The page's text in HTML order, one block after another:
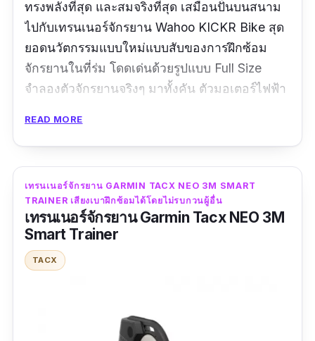
ทรงพลังที่สุด และสมจริงที่สุด เสมือนปั่นบนสนาม
ไปกับเทรนเนอร์จักรยาน Wahoo KICKR Bike สุด
ยอดนวัตกรรมแบบใหม่แบบสับของการฝึกซ้อม
จักรยานในที่ร่ม โดดเด่นด้วยรูปแบบ Full Size
จำลองตัวจักรยานจริงๆ มาทั้งคัน ตัวมอเตอร์ไฟฟ้า
ความยาวเฟรมได้อิสระ รองรับการปรับมุมองศาให้
เทียบเท่ากับจักรยานคันจริงผ่านแอปพลิเคชั่น
ให้การฝึกซ้อมที่บ้านเทียบเท่าการฝึกซ้อมระดับโปร
ข้อมูลเฉพาะ
กำลังวัตต์สูงสุด :2200 W
lbs
“คุณภาพของสินค้าดีมาก ปรับได้หลายตำแหน่ง ขี่
READ MORE
เทรนเนอร์จักรยาน GARMIN TACX NEO 3M SMART
TRAINER เสียงเบาฝึกซ้อมได้โดยไม่รบกวนผู้อื่น
เทรนเนอร์จักรยาน Garmin Tacx NEO 3M
Smart Trainer
TACX